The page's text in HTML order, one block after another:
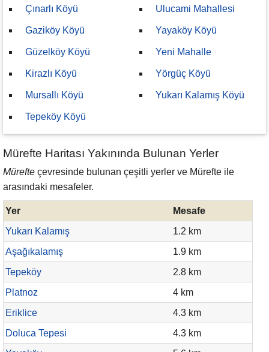
Çınarlı Köyü
Gaziköy Köyü
Güzelköy Köyü
Kirazlı Köyü
Mursallı Köyü
Tepeköy Köyü
Ulucami Mahallesi
Yayaköy Köyü
Yeni Mahalle
Yörgüç Köyü
Yukarı Kalamış Köyü
Mürefte Haritası Yakınında Bulunan Yerler
Mürefte çevresinde bulunan çeşitli yerler ve Mürefte ile
arasındaki mesafeler.
Yer
Mesafe
Yukarı Kalamış
1.2 km
Aşağıkalamış
1.9 km
Tepeköy
2.8 km
Platnoz
4 km
Eriklice
4.3 km
Doluca Tepesi
4.3 km